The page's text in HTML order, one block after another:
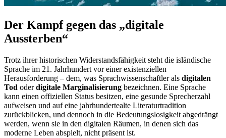
Der Kampf gegen das „digitale
Aussterben“
Trotz ihrer historischen Widerstandsfähigkeit steht die isländische
Sprache im 21. Jahrhundert vor einer existenziellen
Herausforderung – dem, was Sprachwissenschaftler als digitalen
Tod oderdigitale Marginalisierung bezeichnen. Eine Sprache
kann einen offiziellen Status besitzen, eine gesunde Sprecherzahl
aufweisen und auf eine jahrhundertealte Literaturtradition
zurückblicken, und dennoch in die Bedeutungslosigkeit abgedrängt
werden, wenn sie in den digitalen Räumen, in denen sich das
moderne Leben abspielt, nicht präsent ist.